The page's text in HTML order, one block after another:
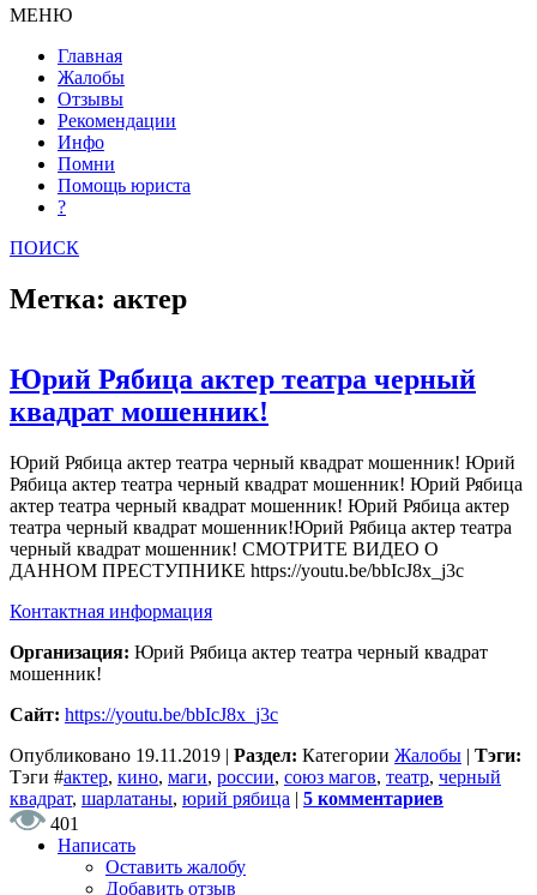
МЕНЮ
Главная
Жалобы
Отзывы
Рекомендации
Инфо
Помни
Помощь юриста
?
ПОИСК
Метка: актер
Юрий Рябица актер театра черный
квадрат мошенник!
Юрий Рябица актер театра черный квадрат мошенник! Юрий
Рябица актер театра черный квадрат мошенник! Юрий Рябица
актер театра черный квадрат мошенник! Юрий Рябица актер
театра черный квадрат мошенник!Юрий Рябица актер театра
черный квадрат мошенник! СМОТРИТЕ ВИДЕО О
ДАННОМ ПРЕСТУПНИКЕ https://youtu.be/bbIcJ8x_j3c
Контактная информация
Организация: Юрий Рябица актер театра черный квадрат
мошенник!
Сайт: https://youtu.be/bbIcJ8x_j3c
Опубликовано 19.11.2019 | Раздел: Категории Жалобы | Тэги:
Тэги #актер, кино, маги, россии, союз магов, театр, черный
квадрат, шарлатаны, юрий рябица | 5 комментариев
401
Написать
Оставить жалобу
Добавить отзыв